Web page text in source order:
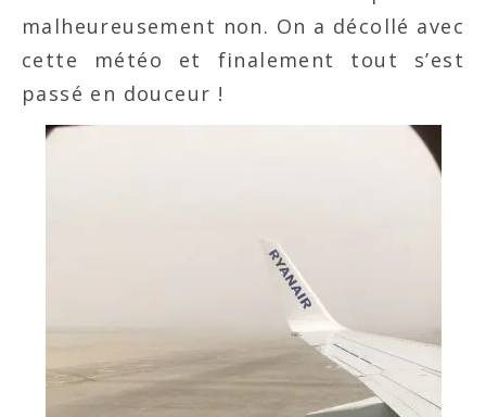
malheureusement non. On a décollé avec
cette météo et finalement tout s’est
passé en douceur !